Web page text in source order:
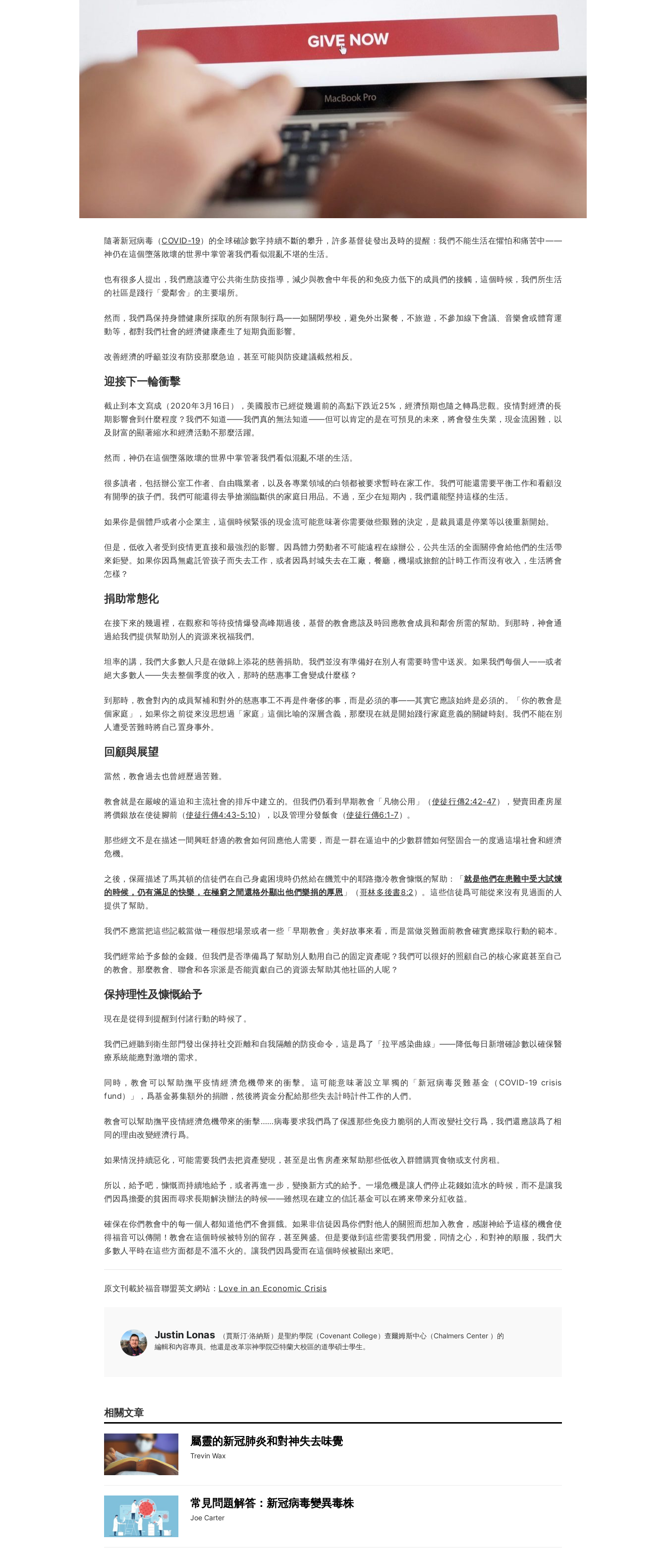
隨著新冠病毒（COVID-19）的全球確診數字持續不斷的攀升，許多基督徒發出及時的提醒：我們不能生活在懼怕和痛苦中——
神仍在這個墮落敗壞的世界中掌管著我們看似混亂不堪的生活。
也有很多人提出，我們應該遵守公共衛生防疫指導，減少與教會中年長的和免疫力低下的成員們的接觸，這個時候，我們所生活
的社區是踐行「愛鄰舍」的主要場所。
然而，我們爲保持身體健康所採取的所有限制行爲——如關閉學校，避免外出聚餐，不旅遊，不參加線下會議、音樂會或體育運
動等，都對我們社會的經濟健康產生了短期負面影響。
改善經濟的呼籲並沒有防疫那麼急迫，甚至可能與防疫建議截然相反。
迎接下一輪衝擊
截止到本文寫成（2020年3月16日），美國股市已經從幾週前的高點下跌近25%，經濟預期也隨之轉爲悲觀。疫情對經濟的長
期影響會到什麼程度？我們不知道——我們真的無法知道——但可以肯定的是在可預見的未來，將會發生失業，現金流困難，以
及財富的顯著縮水和經濟活動不那麼活躍。
然而，神仍在這個墮落敗壞的世界中掌管著我們看似混亂不堪的生活。
很多讀者，包括辦公室工作者、自由職業者，以及各專業領域的白領都被要求暫時在家工作。我們可能還需要平衡工作和看顧沒
有開學的孩子們。我們可能還得去爭搶瀕臨斷供的家庭日用品。不過，至少在短期內，我們還能堅持這樣的生活。
如果你是個體戶或者小企業主，這個時候緊張的現金流可能意味著你需要做些艱難的決定，是裁員還是停業等以後重新開始。
但是，低收入者受到疫情更直接和最強烈的影響。因爲體力勞動者不可能遠程在線辦公，公共生活的全面關停會給他們的生活帶
來鉅變。如果你因爲無處託管孩子而失去工作，或者因爲封城失去在工廠，餐廳，機場或旅館的計時工作而沒有收入，生活將會
怎樣？
捐助常態化
在接下來的幾週裡，在觀察和等待疫情爆發高峰期過後，基督的教會應該及時回應教會成員和鄰舍所需的幫助。到那時，神會通
過給我們提供幫助別人的資源來祝福我們。
坦率的講，我們大多數人只是在做錦上添花的慈善捐助。我們並沒有準備好在別人有需要時雪中送炭。如果我們每個人——或者
絕大多數人——失去整個季度的收入，那時的慈惠事工會變成什麼樣？
到那時，教會對內的成員幫補和對外的慈惠事工不再是件奢侈的事，而是必須的事——其實它應該始終是必須的。「你的教會是
個家庭」，如果你之前從來沒思想過「家庭」這個比喻的深層含義，那麼現在就是開始踐行家庭意義的關鍵時刻。我們不能在別
人遭受苦難時將自己置身事外。
回顧與展望
當然，教會過去也曾經歷過苦難。
教會就是在嚴峻的逼迫和主流社會的排斥中建立的。但我們仍看到早期教會「凡物公用」（使徒行傳2:42-47），變賣田產房屋
將價銀放在使徒腳前（使徒行傳4:43-5:10 ），以及管理分發飯食（使徒行傳6:1-7）。
那些經文不是在描述一間興旺舒適的教會如何回應他人需要，而是一群在逼迫中的少數群體如何堅固合一的度過這場社會和經濟
危機。
之後，保羅描述了馬其頓的信徒們在自己身處困境時仍然給在饑荒中的耶路撒冷教會慷慨的幫助：「就是他們在患難中受大試煉
的時候，仍有滿足的快樂，在極窮之間還格外顯出他們樂捐的厚恩 」（哥林多後書8:2 ）。這些信徒爲可能從來沒有見過面的人
提供了幫助。
我們不應當把這些記載當做一種假想場景或者一些「早期教會」美好故事來看，而是當做災難面前教會確實應採取行動的範本。
我們經常給予多餘的金錢。但我們是否準備爲了幫助別人動用自己的固定資產呢？我們可以很好的照顧自己的核心家庭甚至自己
的教會。那麼教會、聯會和各宗派是否能貢獻自己的資源去幫助其他社區的人呢？
保持理性及慷慨給予
現在是從得到提醒到付諸行動的時候了。
我們已經聽到衛生部門發出保持社交距離和自我隔離的防疫命令，這是爲了「拉平感染曲線」——降低每日新增確診數以確保醫
療系統能應對激增的需求。
同時，教會可以幫助撫平疫情經濟危機帶來的衝擊。這可能意味著設立單獨的「新冠病毒災難基金（COVID-19 crisis
fund）」，爲基金募集額外的捐贈，然後將資金分配給那些失去計時計件工作的人們。
教會可以幫助撫平疫情經濟危機帶來的衝擊……病毒要求我們爲了保護那些免疫力脆弱的人而改變社交行爲，我們還應該爲了相
同的理由改變經濟行爲。
如果情況持續惡化，可能需要我們去把資產變現，甚至是出售房產來幫助那些低收入群體購買食物或支付房租。
所以，給予吧，慷慨而持續地給予，或者再進一步，變換新方式的給予。一場危機是讓人們停止花錢如流水的時候，而不是讓我
們因爲擔憂的貧困而尋求長期解決辦法的時候——雖然現在建立的信託基金可以在將來帶來分紅收益。
確保在你們教會中的每一個人都知道他們不會捱餓。如果非信徒因爲你們對他人的關照而想加入教會，感謝神給予這樣的機會使
得福音可以傳開！教會在這個時候被特別的留存，甚至興盛。但是要做到這些需要我們用愛，同情之心，和對神的順服，我們大
多數人平時在這些方面都是不溫不火的。讓我們因爲愛而在這個時候被顯出來吧。
原文刊載於福音聯盟英文網站： Love in an Economic Crisis
Justin Lonas
（賈斯汀·洛納斯）是聖約學院（Covenant College）查爾姆斯中心（Chalmers Center ）的
編輯和內容專員。他還是改革宗神學院亞特蘭大校區的道學碩士學生。
相關文章
屬靈的新冠肺炎和對神失去味覺
Trevin Wax
常見問題解答：新冠病毒變異毒株
Joe Carter